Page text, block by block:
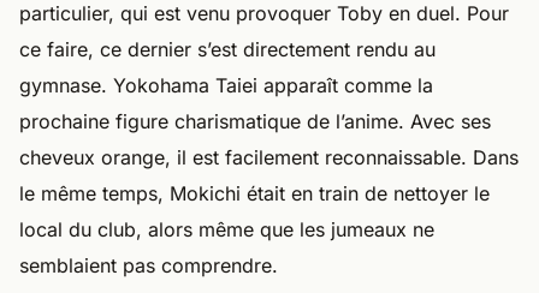
particulier, qui est venu provoquer Toby en duel. Pour
ce faire, ce dernier s’est directement rendu au
gymnase. Yokohama Taiei apparaît comme la
prochaine figure charismatique de l’anime. Avec ses
cheveux orange, il est facilement reconnaissable. Dans
le même temps, Mokichi était en train de nettoyer le
local du club, alors même que les jumeaux ne
semblaient pas comprendre.